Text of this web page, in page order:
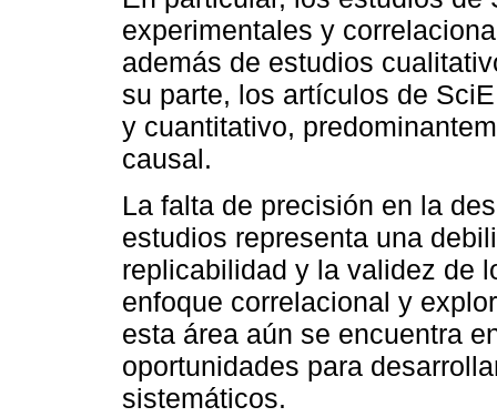
experimentales y
además de estudios
su parte, los artículos de
y cuantitativo,
causal.
La falta de precisión en la
estudios representa una
replicabilidad y la validez de
enfoque correlacional y
esta área aún se encuentra
oportunidades para
sistemáticos.